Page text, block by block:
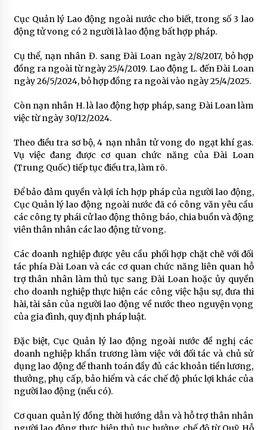
Cục Quản lý Lao động ngoài nước cho biết, trong số 3 lao
động tử vong có 2 người là lao động bất hợp pháp.
Cụ thể, nạn nhân Đ. sang Đài Loan ngày 2/8/2017, bỏ hợp
đồng ra ngoài từ ngày 25/4/2019. Lao động L. đến Đài Loan
ngày 26/5/2024, bỏ hợp đồng ra ngoài vào ngày 25/4/2025.
Còn nạn nhân H. là lao động hợp pháp, sang Đài Loan làm
việc từ ngày 30/12/2024.
Theo điều tra sơ bộ, 4 nạn nhân tử vong do ngạt khí gas.
Vụ việc đang được cơ quan chức năng của Đài Loan
(Trung Quốc) tiếp tục điều tra, làm rõ.
Để bảo đảm quyền và lợi ích hợp pháp của người lao động,
Cục Quản lý lao động ngoài nước đã có công văn yêu cầu
các công ty phái cử lao động thông báo, chia buồn và động
viên thân nhân các lao động tử vong.
Các doanh nghiệp được yêu cầu phối hợp chặt chẽ với đối
tác phía Đài Loan và các cơ quan chức năng liên quan hỗ
trợ thân nhân làm thủ tục sang Đài Loan hoặc ủy quyền
cho doanh nghiệp thực hiện các công việc hậu sự, đưa thi
hài, tài sản của người lao động về nước theo nguyện vọng
của gia đình, quy định pháp luật.
Đặc biệt, Cục Quản lý lao động ngoài nước đề nghị các
doanh nghiệp khẩn trương làm việc với đối tác và chủ sử
dụng lao động để thanh toán đầy đủ các khoản tiền lương,
thưởng, phụ cấp, bảo hiểm và các chế độ phúc lợi khác của
người lao động (nếu có).
Cơ quan quản lý đồng thời hướng dẫn và hỗ trợ thân nhân